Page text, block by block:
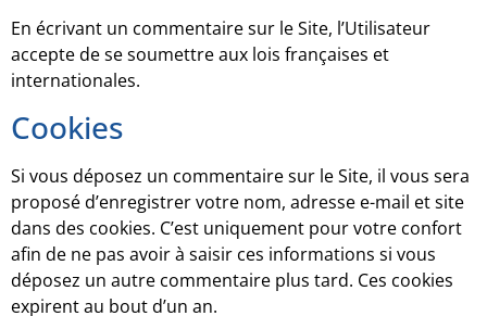
En écrivant un commentaire sur le Site, l’Utilisateur
accepte de se soumettre aux lois françaises et
internationales.
Cookies
Si vous déposez un commentaire sur le Site, il vous sera
proposé d’enregistrer votre nom, adresse e-mail et site
dans des cookies. C’est uniquement pour votre confort
afin de ne pas avoir à saisir ces informations si vous
déposez un autre commentaire plus tard. Ces cookies
expirent au bout d’un an.